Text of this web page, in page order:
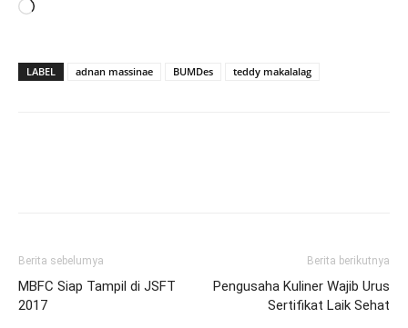
Memuat...
LABEL adnan massinae BUMDes teddy makalalag
Berita sebelumya
MBFC Siap Tampil di JSFT
2017
Berita berikutnya
Pengusaha Kuliner Wajib Urus
Sertifikat Laik Sehat